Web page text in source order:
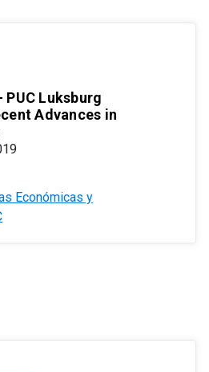
PUC Luksburg
Advances in
Económicas y